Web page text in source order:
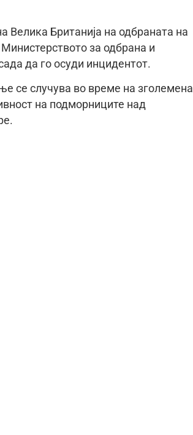
Велика Британија на одбраната на
за одбрана и
да го осуди инцидентот.
се случува во време на зголемена
на подморниците над